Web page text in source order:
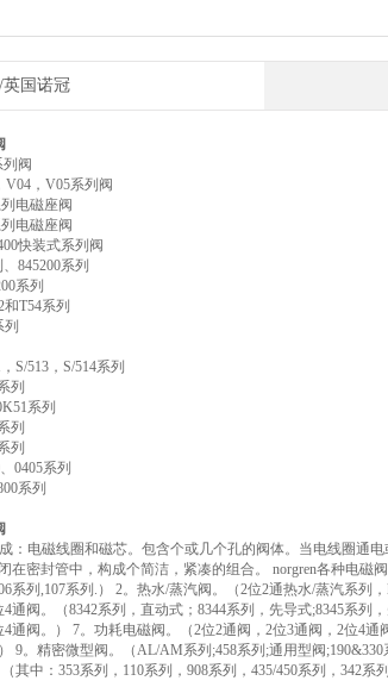
英国诺冠
阀
V04，V05系列阀
电磁座阀
电磁座阀
快装式系列阀
845200系列
系列
T54系列
S/513，S/514系列
列
系列
列
列
0405系列
系列
：电磁线圈和磁芯。包含个或几个孔的阀体。当电线圈通
在密封管中，构成个简洁，紧凑的组合。 norgren各种电磁
系列,107系列.） 2。热水/蒸汽阀。（2位2通热水/蒸汽系列
通阀。（8342系列，直动式；8344系列，先导式;8345系列
通阀。） 7。功耗电磁阀。（2位2通阀，2位3通阀，2位4通
9。精密微型阀。（AL/AM系列;458系列;通用型阀
其中：353系列，110系列，908系列，435/450系列，342